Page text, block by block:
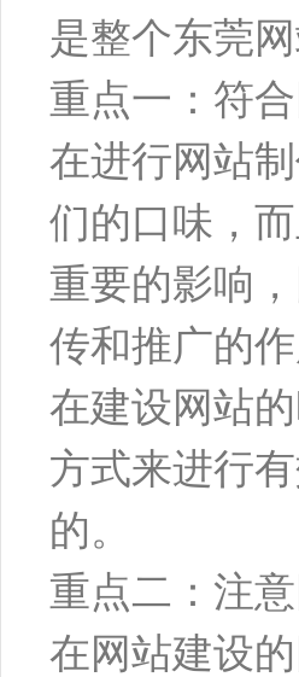
是整个东莞
重点一：符
在进行网站
们的口味，
重要的影响
传和推广的
在建设网站
方式来进行
的。
重点二：注
在网站建设